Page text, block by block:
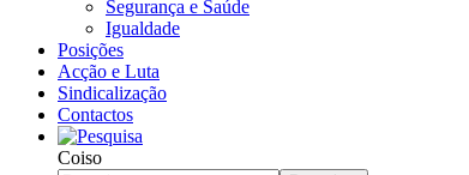
Segurança e Saúde
Igualdade
Posições
Acção e Luta
Sindicalização
Contactos
Coiso